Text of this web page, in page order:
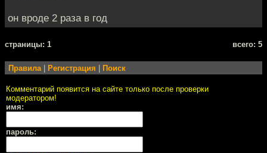
он вроде 2 раза в год
cтраницы: 1 всего: 5
Правила| Регистрация Поиск
Комментарий появится на сайте только после проверки
модератором!
имя:
пароль: